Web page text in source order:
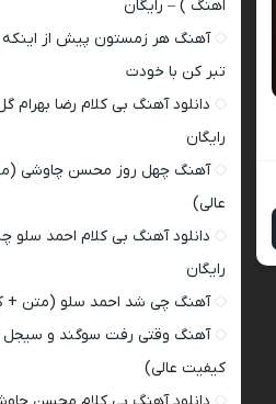
اهنگ ) – رایگان
آهنگ هر زمستون پیش از
تبر کن با خودت
دانلود آهنگ بی کلام رضا بهرام
رایگان
آهنگ چهل روز محسن چاوشی
عالی)
دانلود آهنگ بی کلام احمد سلو
رایگان
آهنگ چی شد احمد سلو (متن +
آهنگ وقتی رفت سوگند و
کیفیت عالی)